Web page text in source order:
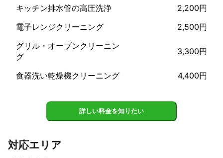
キッチン排水管の高圧洗浄
2,200円
電子レンジクリーニング
2,500円
グリル・オーブンクリーニン
グ
3,300円
食器洗い乾燥機クリーニング 4,400円
詳しい料金を知りたい
対応エリア